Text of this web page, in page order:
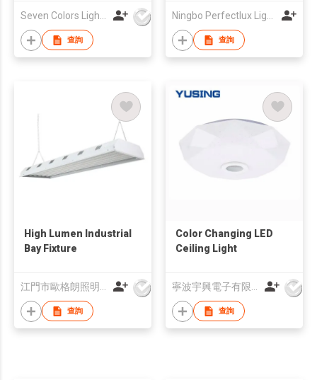
查詢 查詢
High Lumen Industrial
Bay Fixture
江門市歐格朗照明電器有限公司
查詢
Color Changing LED
Ceiling Light
寧波宇興電子有限公司
查詢